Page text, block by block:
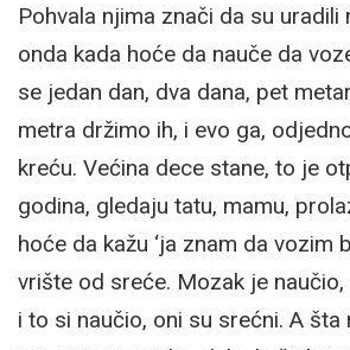
Pohvala njima znači da su uradili
onda kada hoće da nauče da
se jedan dan, dva dana, pet
metra držimo ih, i evo ga,
kreću. Većina dece stane, to je
godina, gledaju tatu, mamu,
hoće da kažu ‘ja znam da vozim
vrište od sreće. Mozak je
i to si naučio, oni su srećni. A šta